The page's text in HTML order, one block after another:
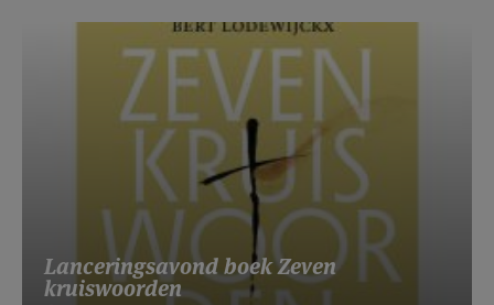
Lanceringsavond boek Zeven
kruiswoorden